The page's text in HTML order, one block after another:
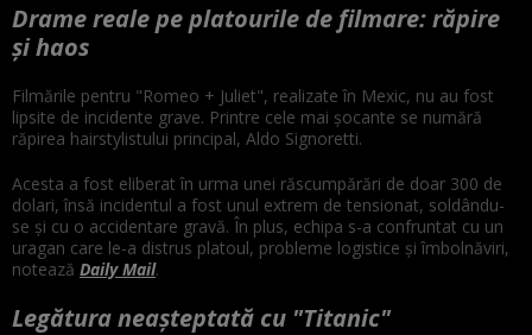
Drame reale pe platourile de filmare: răpire
și haos
Filmările pentru "Romeo + Juliet", realizate în Mexic, nu au fost
lipsite de incidente grave. Printre cele mai șocante se numără
răpirea hairstylistului principal, Aldo Signoretti.
Acesta a fost eliberat în urma unei răscumpărări de doar 300 de
dolari, însă incidentul a fost unul extrem de tensionat, soldându-
se și cu o accidentare gravă. În plus, echipa s-a confruntat cu un
uragan care le-a distrus platoul, probleme logistice și îmbolnăviri,
notează Daily Mail.
Legătura neașteptată cu "Titanic"